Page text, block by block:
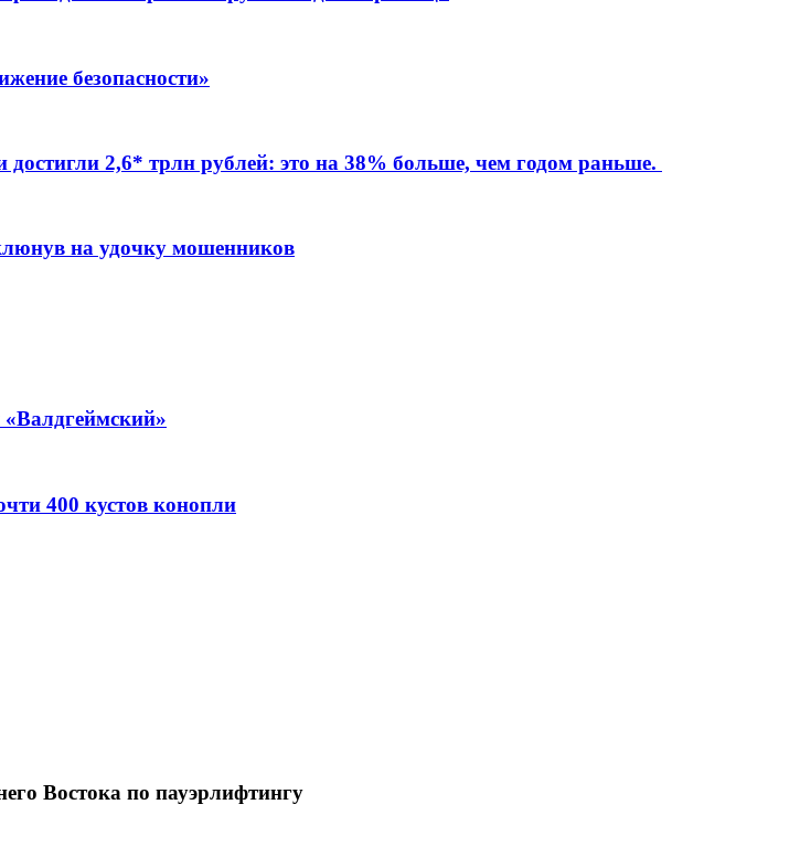
безопасности»
2,6* трлн рублей: это на 38% больше, чем годом раньше.
на удочку мошенников
400 кустов конопли
Востока по пауэрлифтингу